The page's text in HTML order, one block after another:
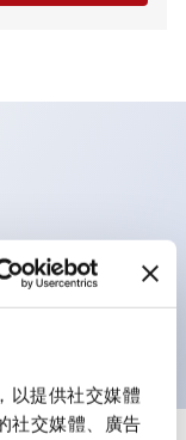
以提供社交媒體
社交媒體、廣告
構